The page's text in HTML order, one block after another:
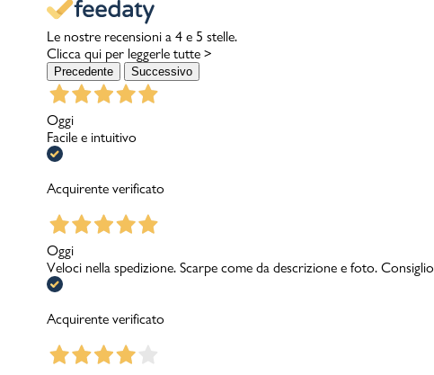
Le nostre recensioni a 4 e 5 stelle.
Clicca qui per leggerle tutte >
Precedente Successivo
Oggi
Facile e intuitivo
Acquirente verificato
Oggi
Veloci nella spedizione. Scarpe come da descrizione e foto. Consiglio
Acquirente verificato